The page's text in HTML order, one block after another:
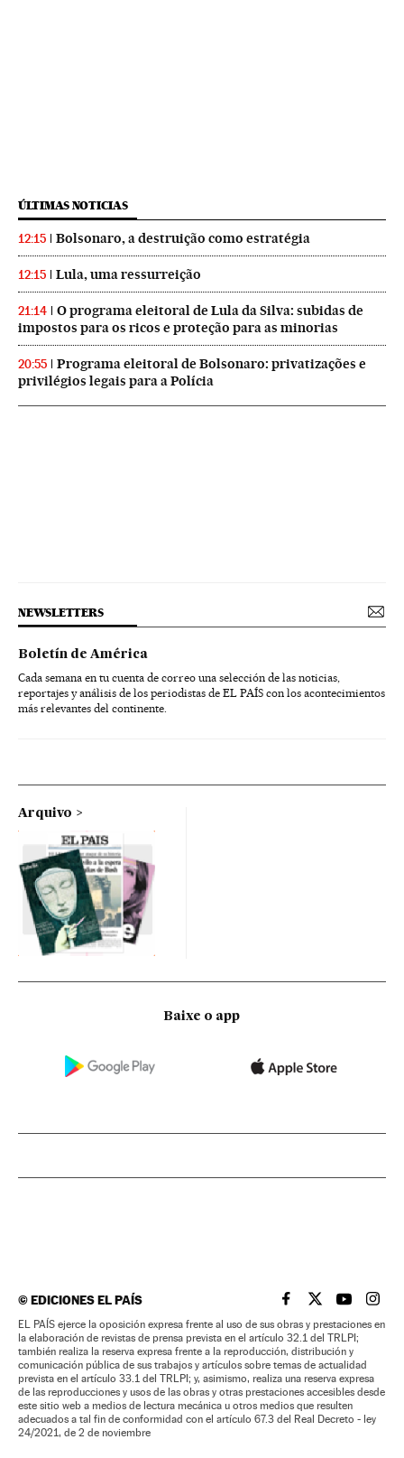
ÚLTIMAS NOTICIAS
12:15 Bolsonaro, a destruição como estratégia
12:15 Lula, uma ressurreição
21:14
O programa eleitoral de Lula da Silva: subidas de
impostos para os ricos e proteção para as minorias
20:55
Programa eleitoral de Bolsonaro: privatizações e
privilégios legais para a Polícia
NEWSLETTERS
Boletín de América
Cada semana en tu cuenta de correo una selección de las noticias,
reportajes y análisis de los periodistas de EL PAÍS con los acontecimientos
más relevantes del continente.
Arquivo
Baixe o app
©EDICIONES EL PAÍS EL PAÍS BRASIL EN
EL PAÍSEL PAÍS
EL
EL PAÍS ejerce la oposición expresa frente al uso de sus obras y prestaciones en
la elaboración de revistas de prensa prevista en el artículo 32.1 del TRLPI;
también realiza la reserva expresa frente a la reproducción, distribución y
comunicación pública de sus trabajos y artículos sobre temas de actualidad
prevista en el artículo 33.1 del TRLPI; y, asimismo, realiza una reserva expresa
de las reproducciones y usos de las obras y otras prestaciones accesibles desde
este sitio web a medios de lectura mecánica u otros medios que resulten
adecuados a tal fin de conformidad con el artículo 67.3 del Real Decreto - ley
24/2021, de 2 de noviembre